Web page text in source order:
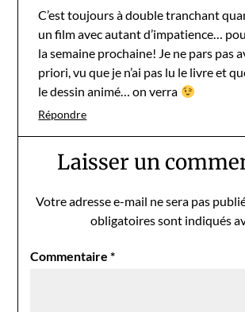
C’est toujours à double tranchant
un film avec autant d’impatience…
la semaine prochaine! Je ne pars pas
priori, vu que je n’ai pas lu le livre et
le dessin animé… on verra
Répondre
Laisser un
Votre adresse e-mail ne sera pas
obligatoires sont indiqués
Commentaire*